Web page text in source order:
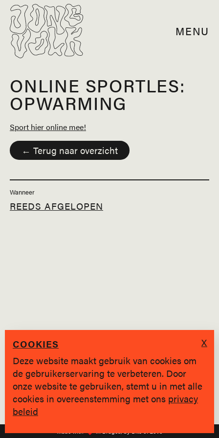
MENU
ONLINE SPORTLES:
OPWARMING
Sport hier online mee!
← Terug naar overzicht
Wanneer
REEDS AFGELOPEN
SINDS 2019 * BRUGGE
Privacy policy | hallo@jongvolk.be
Made with in Bruges, by Bits of Love
COOKIES
Deze website maakt gebruik van cookies om
de gebruikerservaring te verbeteren. Door
onze website te gebruiken, stemt u in met alle
cookies in overeenstemming met ons privacy
beleid
X